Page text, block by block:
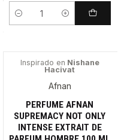
Cantidad
Inspirado en Nishane
Hacivat
Afnan
PERFUME AFNAN
SUPREMACY NOT ONLY
INTENSE EXTRAIT DE